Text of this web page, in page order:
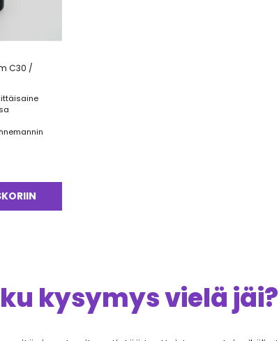
C30 /
kysymys vielä jäi?